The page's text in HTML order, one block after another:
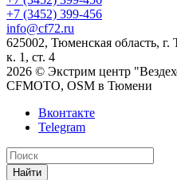
+7 (3452) 399-456
info@cf72.ru
625002, Тюменская область,
к. 1, ст. 4
2026 © Экстрим центр
CFMOTO, OSM в Тюмени
Вконтакте
Telegram
Найти